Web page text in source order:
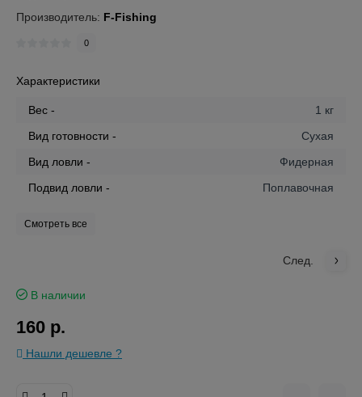
Производитель: F-Fishing
0
Характеристики
Вес -
1 кг
Вид готовности -
Сухая
Вид ловли -
Фидерная
Подвид ловли -
Поплавочная
Смотреть все
След.
В наличии
160 р.
Нашли дешевле ?